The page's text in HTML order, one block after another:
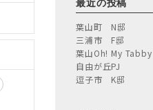
最近の投稿
葉山町 N邸
三浦市 F邸
葉山Oh! My Tabby
自由が丘PJ
逗子市 K邸